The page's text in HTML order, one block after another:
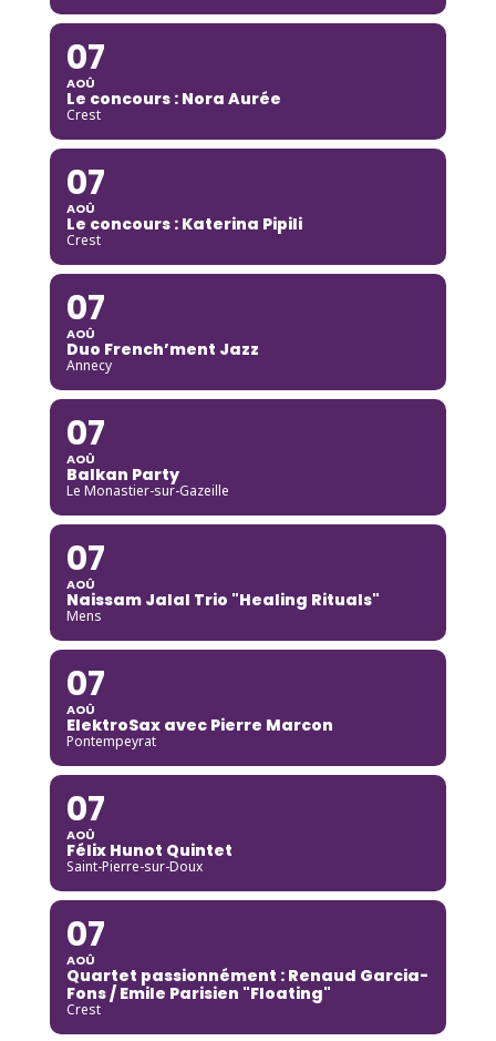
07
AOÛ
Le concours : Nora Aurée
Crest
07
AOÛ
Le concours : Katerina Pipili
Crest
07
AOÛ
Duo French’ment Jazz
Annecy
07
AOÛ
Balkan Party
Le Monastier-sur-Gazeille
07
AOÛ
Naissam Jalal Trio "Healing Rituals"
Mens
07
AOÛ
ElektroSax avec Pierre Marcon
Pontempeyrat
07
AOÛ
Félix Hunot Quintet
Saint-Pierre-sur-Doux
07
AOÛ
Quartet passionnément : Renaud Garcia-
Fons / Emile Parisien "Floating"
Crest